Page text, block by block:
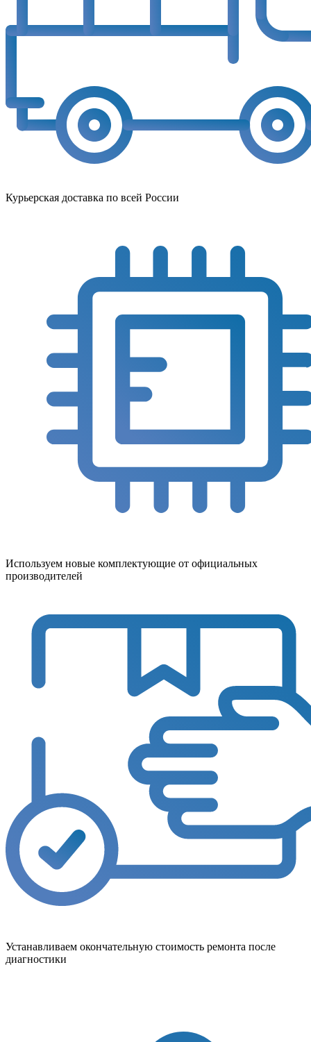
Курьерская доставка по всей России
Используем новые комплектующие от официальных
производителей
Устанавливаем окончательную стоимость ремонта после
диагностики